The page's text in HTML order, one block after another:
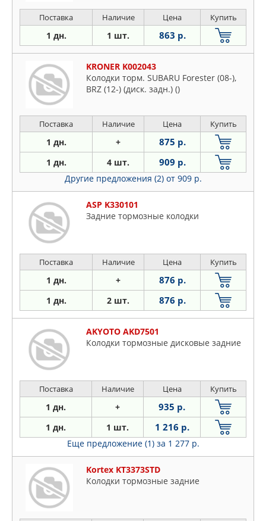
Поставка Наличие Цена Купить
1 дн. 1 шт. 863 р.
KRONER K002043
Колодки торм. SUBARU Forester (08-),
BRZ (12-) (диск. задн.) ()
Поставка Наличие Цена Купить
1 дн. + 875 р.
1 дн. 4 шт. 909 р.
Другие предложения (2) от 909 р.
ASP K330101
Задние тормозные колодки
Поставка Наличие Цена Купить
1 дн. + 876 р.
1 дн. 2 шт. 876 р.
AKYOTO AKD7501
Колодки тормозные дисковые задние
Поставка Наличие Цена Купить
1 дн. + 935 р.
1 дн. 1 шт. 1 216 р.
Еще предложение (1) за 1 277 р.
Kortex KT3373STD
Колодки тормозные задние